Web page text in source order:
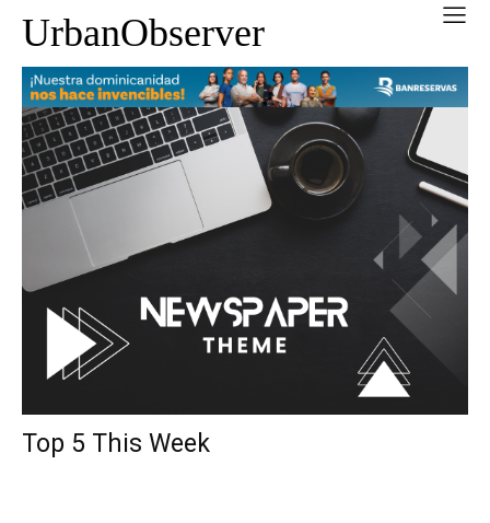
UrbanObserver
Top 5 This Week